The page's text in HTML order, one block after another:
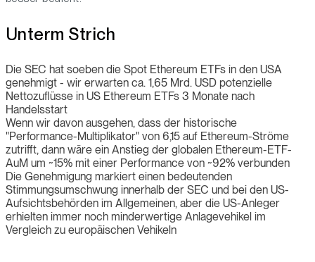
Unterm Strich
Die SEC hat soeben die Spot Ethereum ETFs in den USA
genehmigt - wir erwarten ca. 1,65 Mrd. USD potenzielle
Nettozuflüsse in US Ethereum ETFs 3 Monate nach
Handelsstart
Wenn wir davon ausgehen, dass der historische
"Performance-Multiplikator" von 6,15 auf Ethereum-Ströme
zutrifft, dann wäre ein Anstieg der globalen Ethereum-ETF-
AuM um ~15% mit einer Performance von ~92% verbunden
Die Genehmigung markiert einen bedeutenden
Stimmungsumschwung innerhalb der SEC und bei den US-
Aufsichtsbehörden im Allgemeinen, aber die US-Anleger
erhielten immer noch minderwertige Anlagevehikel im
Vergleich zu europäischen Vehikeln